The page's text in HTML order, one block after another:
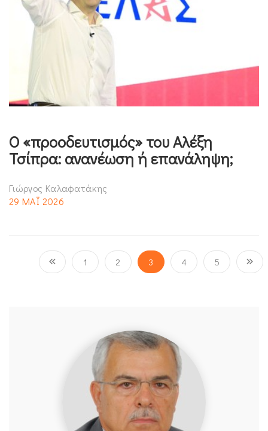
Ο «προοδευτισμός» του Αλέξη
Τσίπρα: ανανέωση ή επανάληψη;
Γιώργος Καλαφατάκης
29 ΜΑΪ 2026
1 2 3 4 5